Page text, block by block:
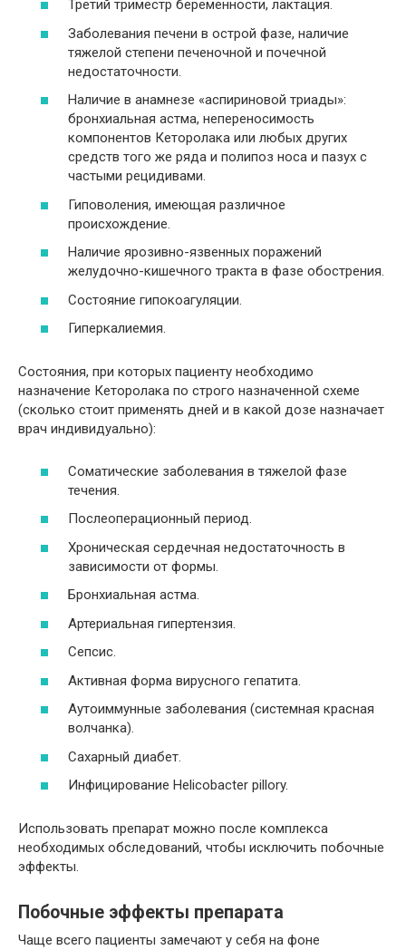
Третий триместр беременности, лактация.
Заболевания печени в острой фазе, наличие
тяжелой степени печеночной и почечной
недостаточности.
Наличие в анамнезе «аспириновой триады»:
бронхиальная астма, непереносимость
компонентов Кеторолака или любых других
средств того же ряда и полипоз носа и пазух с
частыми рецидивами.
Гиповоления, имеющая различное
происхождение.
Наличие ярозивно-язвенных поражений
желудочно-кишечного тракта в фазе обострения.
Состояние гипокоагуляции.
Гиперкалиемия.
Состояния, при которых пациенту необходимо
назначение Кеторолака по строго назначенной схеме
(сколько стоит применять дней и в какой дозе назначает
врач индивидуально):
Соматические заболевания в тяжелой фазе
течения.
Послеоперационный период.
Хроническая сердечная недостаточность в
зависимости от формы.
Бронхиальная астма.
Артериальная гипертензия.
Сепсис.
Активная форма вирусного гепатита.
Аутоиммунные заболевания (системная красная
волчанка).
Сахарный диабет.
Инфицирование Helicobacter pillory.
Использовать препарат можно после комплекса
необходимых обследований, чтобы исключить побочные
эффекты.
Побочные эффекты препарата
Чаще всего пациенты замечают у себя на фоне